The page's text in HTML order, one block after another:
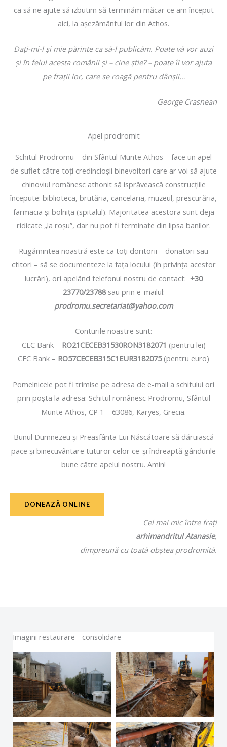
ca să ne ajute să izbutim să terminăm măcar ce am început
aici, la aşezământul lor din Athos.
Daţi-mi-l şi mie părinte ca să-l publicăm. Poate vă vor auzi
şi în felul acesta românii şi – cine ştie? – poate îi vor ajuta
pe fraţii lor, care se roagă pentru dânşii…
George Crasnean
Apel prodromit
Schitul Prodromu – din Sfântul Munte Athos – face un apel
de suflet către toţi credincioşii binevoitori care ar voi să ajute
chinoviul românesc athonit să isprăvească construcţiile
începute: biblioteca, brutăria, cancelaria, muzeul, prescurăria,
farmacia şi bolniţa (spitalul). Majoritatea acestora sunt deja
ridicate „la roşu”, dar nu pot fi terminate din lipsa banilor.
Rugămintea noastră este ca toţi doritorii – donatori sau
ctitori – să se documenteze la faţa locului (în privinţa acestor
lucrări), ori apelând telefonul nostru de contact: +30
23770/23788 sau prin e-mailul:
prodromu.secretariat@yahoo.com
Conturile noastre sunt:
CEC Bank – RO21CECEB31530RON3182071 (pentru lei)
CEC Bank – RO57CECEB315C1EUR3182075(pentru euro)
Pomelnicele pot fi trimise pe adresa de e-mail a schitului ori
prin poşta la adresa: Schitul românesc Prodromu, Sfântul
Munte Athos, CP 1 – 63086, Karyes, Grecia.
Bunul Dumnezeu şi Preasfânta Lui Născătoare să dăruiască
pace şi binecuvântare tuturor celor ce-şi îndreaptă gândurile
bune către apelul nostru. Amin!
DONEAZĂ ONLINE
Cel mai mic între fraţi
arhimandritul Atanasie,
dimpreună cu toată obştea prodromită.
Imagini restaurare - consolidare